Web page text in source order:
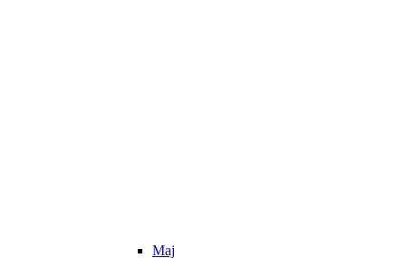
Maj